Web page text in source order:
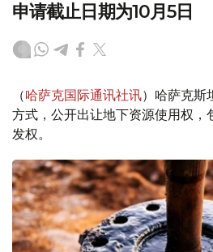
申请截止日期为10月5日
（哈萨克国际通讯社讯）哈萨克斯
方式，公开出让地下资源使用权，
发权。